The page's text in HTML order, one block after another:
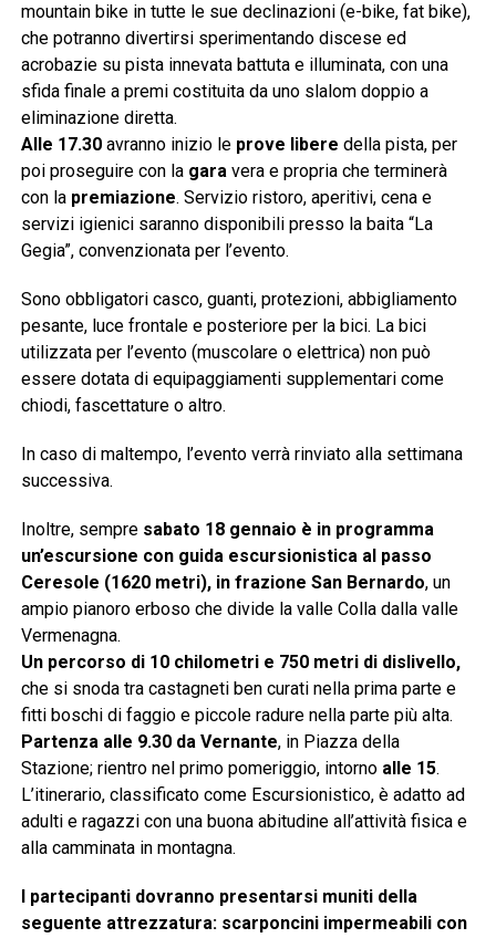
mountain bike in tutte le sue declinazioni (e-bike, fat bike),
che potranno divertirsi sperimentando discese ed
acrobazie su pista innevata battuta e illuminata, con una
sfida finale a premi costituita da uno slalom doppio a
eliminazione diretta.
Alle 17.30avranno inizio le prove libere della pista, per
poi proseguire con la garavera e propria che terminerà
con la premiazione. Servizio ristoro, aperitivi, cena e
servizi igienici saranno disponibili presso la baita “La
Gegia”, convenzionata per l’evento.
Sono obbligatori casco, guanti, protezioni, abbigliamento
pesante, luce frontale e posteriore per la bici. La bici
utilizzata per l’evento (muscolare o elettrica) non può
essere dotata di equipaggiamenti supplementari come
chiodi, fascettature o altro.
In caso di maltempo, l’evento verrà rinviato alla settimana
successiva.
Inoltre, sempre sabato 18 gennaio è in programma
un’escursione con guida escursionistica al passo
Ceresole (1620 metri), in frazione San Bernardo, un
ampio pianoro erboso che divide la valle Colla dalla valle
Vermenagna.
Un percorso di 10 chilometri e 750 metri di dislivello,
che si snoda tra castagneti ben curati nella prima parte e
fitti boschi di faggio e piccole radure nella parte più alta.
Partenza alle 9.30 da Vernante, in Piazza della
Stazione; rientro nel primo pomeriggio, intorno alle 15.
L’itinerario, classificato come Escursionistico, è adatto ad
adulti e ragazzi con una buona abitudine all’attività fisica e
alla camminata in montagna.
I partecipanti dovranno presentarsi muniti della
seguente attrezzatura: scarponcini impermeabili con